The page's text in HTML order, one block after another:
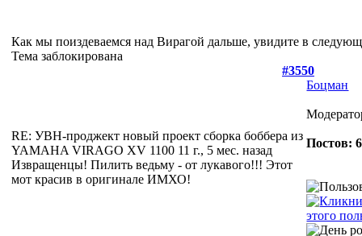
Как мы поиздеваемся над Вирагой дальше, увидите в
Тема заблокирована
#3550
RE: УВН-проджект новый проект сборка боббера из
YAMAHA VIRAGO XV 1100 11 г., 5 мес. назад
Извращенцы! Пилить ведьму - от лукавого!!! Этот
мот красив в оригинале ИМХО!
Боцман
Постов: